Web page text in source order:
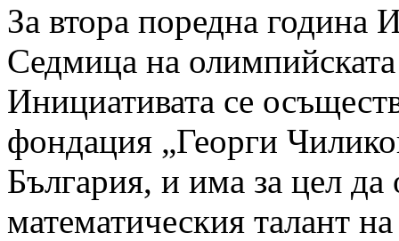
За втора поредна
Седмица на
Инициативата се
фондация „Георги
България, и има за цел да
математическия талант